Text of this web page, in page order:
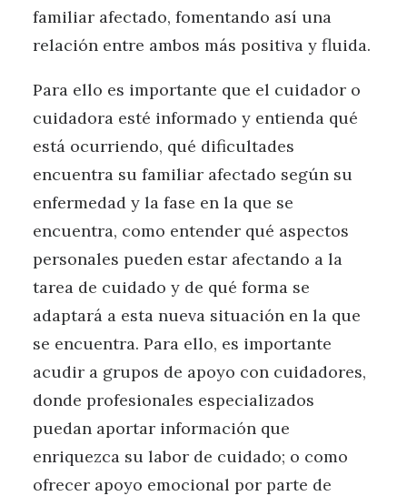
familiar afectado, fomentando así una
relación entre ambos más positiva y fluida.
Para ello es importante que el cuidador o
cuidadora esté informado y entienda qué
está ocurriendo, qué dificultades
encuentra su familiar afectado según su
enfermedad y la fase en la que se
encuentra, como entender qué aspectos
personales pueden estar afectando a la
tarea de cuidado y de qué forma se
adaptará a esta nueva situación en la que
se encuentra. Para ello, es importante
acudir a grupos de apoyo con cuidadores,
donde profesionales especializados
puedan aportar información que
enriquezca su labor de cuidado; o como
ofrecer apoyo emocional por parte de